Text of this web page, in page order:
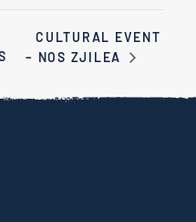
CULTURAL EVENT
– NOS ZJILEA